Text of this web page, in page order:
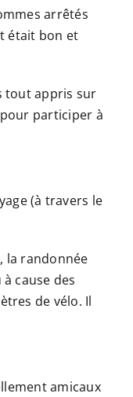
arrêtés
était bon et
tout appris sur
participer à
(à travers le
la randonnée
cause des
de vélo. Il
amicaux